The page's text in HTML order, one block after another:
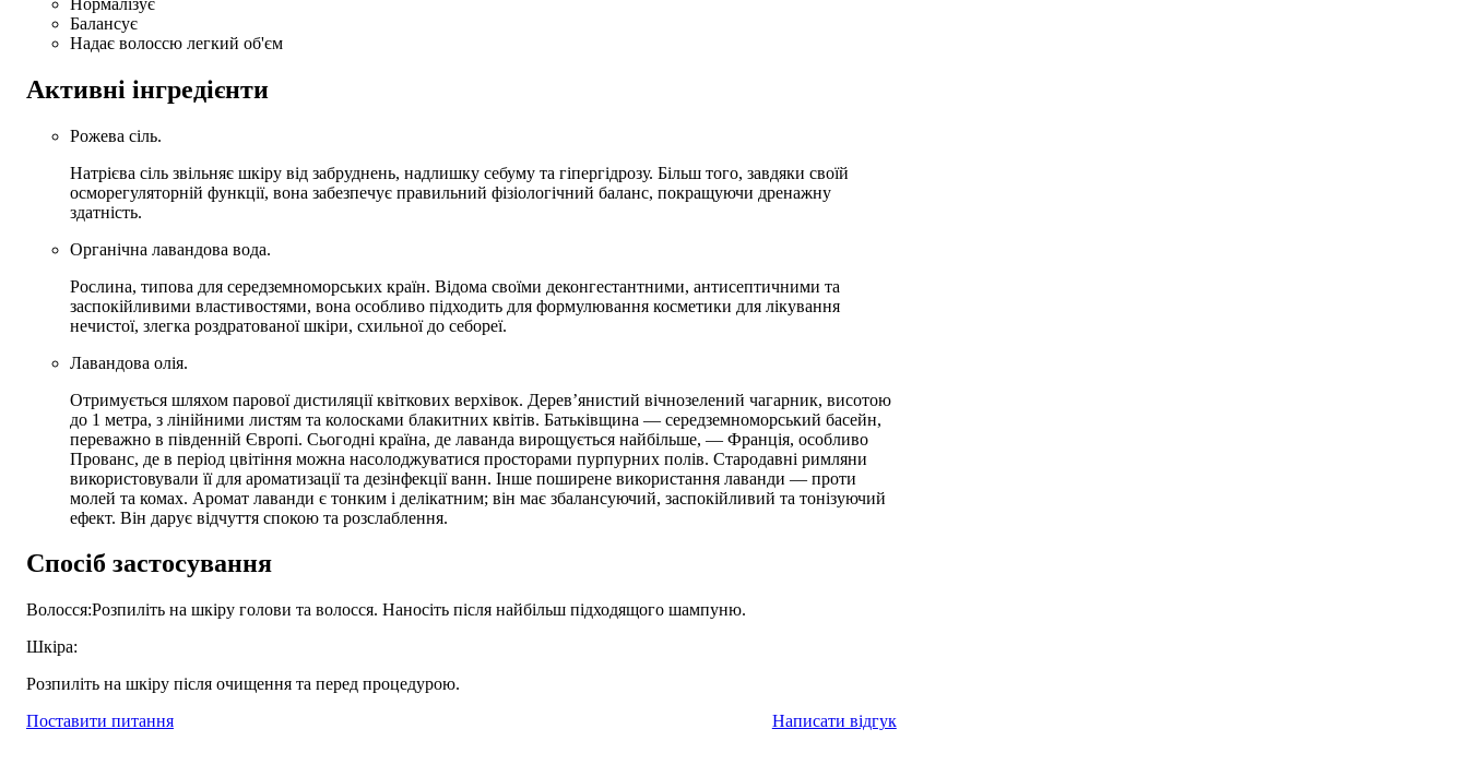
Балансує
Надає волоссю легкий об'єм
Активні інгредієнти
Рожева сіль.
Натрієва сіль звільняє шкіру від забруднень, надлишку себуму та гіпергідрозу. Більш того, завдяки своїй
осморегуляторній функції, вона забезпечує правильний фізіологічний баланс, покращуючи дренажну
здатність.
Органічна лавандова вода.
Рослина, типова для середземноморських країн. Відома своїми деконгестантними, антисептичними та
заспокійливими властивостями, вона особливо підходить для формулювання косметики для лікування
нечистої, злегка роздратованої шкіри, схильної до себореї.
Лавандова олія.
Отримується шляхом парової дистиляції квіткових верхівок. Дерев’янистий вічнозелений чагарник, висотою
до 1 метра, з лінійними листям та колосками блакитних квітів. Батьківщина — середземноморський басейн,
переважно в південній Європі. Сьогодні країна, де лаванда вирощується найбільше, — Франція, особливо
Прованс, де в період цвітіння можна насолоджуватися просторами пурпурних полів. Стародавні римляни
використовували її для ароматизації та дезінфекції ванн. Інше поширене використання лаванди — проти
молей та комах. Аромат лаванди є тонким і делікатним; він має збалансуючий, заспокійливий та тонізуючий
ефект. Він дарує відчуття спокою та розслаблення.
Спосіб застосування
Волосся:Розпиліть на шкіру голови та волосся. Наносіть після найбільш підходящого шампуню.
Шкіра:
Розпиліть на шкіру після очищення та перед процедурою.
Поставити питання
Написати відгук